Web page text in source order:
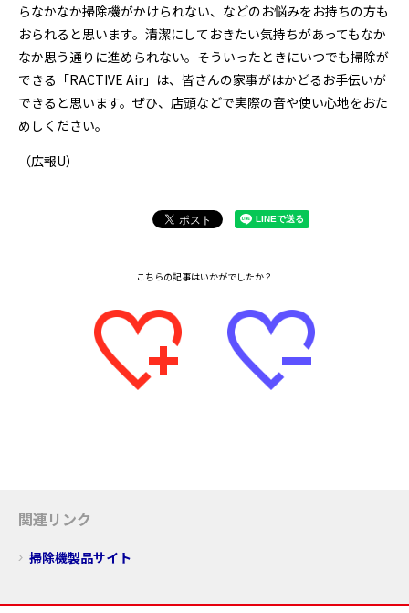
らなかなか掃除機がかけられない、などのお悩みをお持ちの方も
おられると思います。清潔にしておきたい気持ちがあってもなか
なか思う通りに進められない。そういったときにいつでも掃除が
できる「RACTIVE Air」は、皆さんの家事がはかどるお手伝いが
できると思います。ぜひ、店頭などで実際の音や使い心地をおた
めしください。
（広報U）
関連リンク
掃除機製品サイト